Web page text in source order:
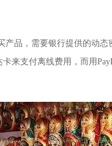
产品，需要银行提供的动
来支付离线费用，而用